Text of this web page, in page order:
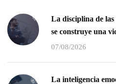
La disciplina de las
se construye una
07/08/2026
La inteligencia